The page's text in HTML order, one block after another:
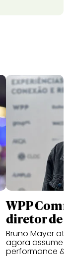
WPP
diretor de
Bruno Mayer
agora assume
performance &